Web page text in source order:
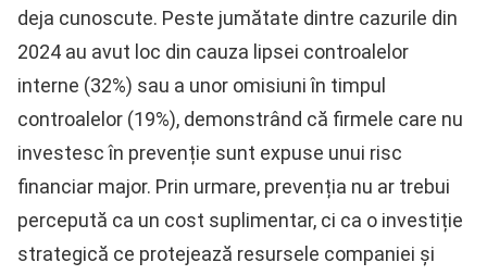
deja cunoscute. Peste jumătate dintre cazurile din
2024 au avut loc din cauza lipsei controalelor
interne (32%) sau a unor omisiuni în timpul
controalelor (19%), demonstrând că firmele care nu
investesc în prevenție sunt expuse unui risc
financiar major. Prin urmare, prevenția nu ar trebui
percepută ca un cost suplimentar, ci ca o investiție
strategică ce protejează resursele companiei și